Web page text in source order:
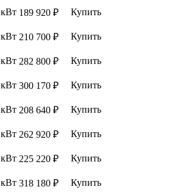
189 920 ₽
Купить
210 700 ₽
Купить
282 800 ₽
Купить
300 170 ₽
Купить
208 640 ₽
Купить
262 920 ₽
Купить
225 220 ₽
Купить
318 180 ₽ Купить